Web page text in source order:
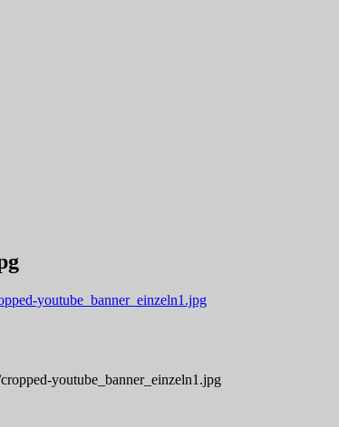
To Plays
youtube_banner_einzeln1.jpg
youtube_banner_einzeln1.jpg